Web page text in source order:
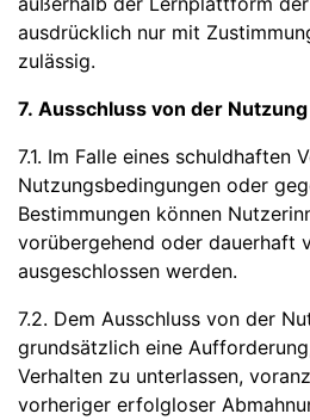
ausdrücklich nur mit
zulässig.
7. Ausschluss von der Nutzung
7.1. Im Falle eines schuldhaften
Nutzungsbedingungen oder
Bestimmungen können
vorübergehend oder dauerhaft
ausgeschlossen werden.
7.2. Dem Ausschluss von der
grundsätzlich eine
Verhalten zu unterlassen,
vorheriger erfolgloser